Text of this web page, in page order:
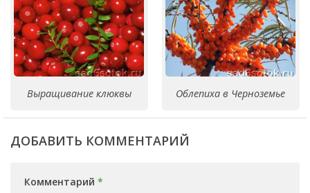
Выращивание клюквы Облепиха в Черноземье
ДОБАВИТЬ КОММЕНТАРИЙ
Комментарий *